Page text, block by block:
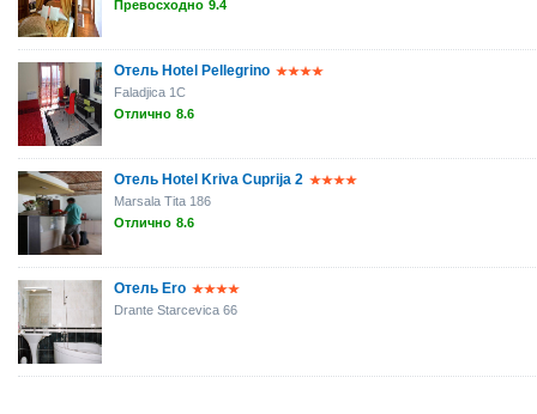
Превосходно 9.4
Отель Hotel Pellegrino
Faladjica 1C
Отлично 8.6
Отель Hotel Kriva Cuprija 2
Marsala Tita 186
Отлично 8.6
Отель Ero
Drante Starcevica 66